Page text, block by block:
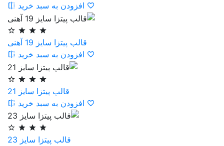
افزودن به سبد خرید
قالب پیتزا سایز 19 آهنی
افزودن به سبد خرید
قالب پیتزا سایز 21
افزودن به سبد خرید
قالب پیتزا سایز 23